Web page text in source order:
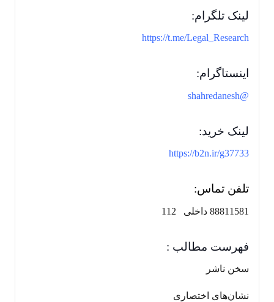
لینک تلگرام:
https://t.me/Legal_Research
اینستاگرام:
@shahredanesh
لینک خرید:
https://b2n.ir/g37733
تلفن تماس:
88811581 داخلی 112
فهرست مطالب :
سخن ناشر
نشان‌های اختصاری